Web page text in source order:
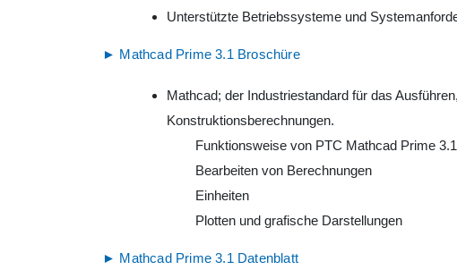
Unterstützte Betriebssysteme und
► Mathcad Prime 3.1 Broschüre
Mathcad; der Industriestandard für das
Konstruktionsberechnungen.
Funktionsweise von PTC Mathcad Prime 3.1
Bearbeiten von Berechnungen
Einheiten
Plotten und grafische Darstellungen
► Mathcad Prime 3.1 Datenblatt